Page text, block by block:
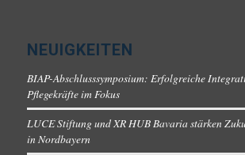
NEUIGKEITEN
BIAP-Abschlusssymposium: Erfolgreiche
Pflegekräfte im Fokus
LUCE Stiftung und XR HUB Bavaria stärken
in Nordbayern